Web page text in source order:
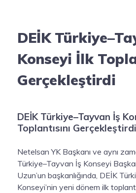
DEİK
Konseyi İlk
Gerçekleştirdi
DEİK Türkiye–Tayvan İş
Toplantısını Gerçekleştirdi
Netelsan YK Başkanı ve aynı
Türkiye–Tayvan İş Konseyi
Uzun’un başkanlığında, DEİK
Konseyi’nin yeni dönem ilk